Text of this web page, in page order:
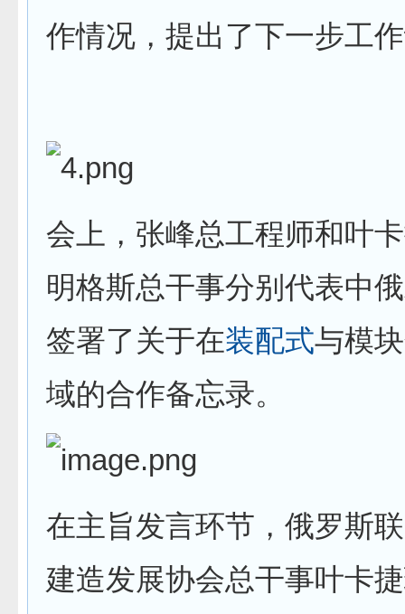
作情况，提出了下一步工
会上，张峰总工程师和叶
明格斯总干事分别代表中
签署了关于在装配式与模
域的合作备忘录。
在主旨发言环节，俄罗斯
建造发展协会总干事叶卡